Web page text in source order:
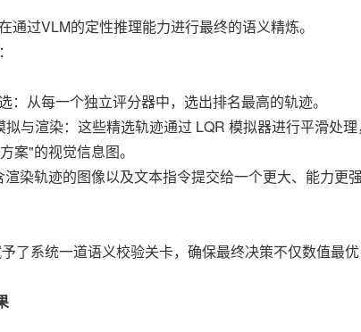
通过VLM的定性推理能力进行最终的语义精炼。
：从每一个独立评分器中，选出排名最高的轨迹。
拟与渲染：这些精选轨迹通过 LQR 模拟器进行平滑
案"的视觉信息图。
渲染轨迹的图像以及文本指令提交给一个更大、能力更
了系统一道语义校验关卡，确保最终决策不仅数值最